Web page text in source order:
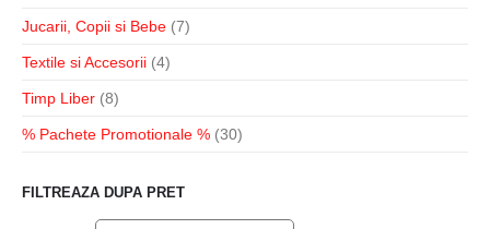
Jucarii, Copii si Bebe (7)
Textile si Accesorii (4)
Timp Liber (8)
% Pachete Promotionale % (30)
FILTREAZA DUPA PRET